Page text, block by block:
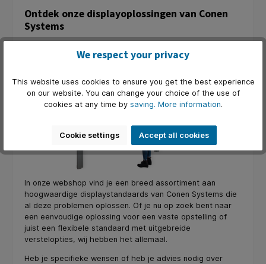
Ontdek onze displayoplossingen van Conen
Systems
In onze webshop vind je een breed assortiment aan
hoogwaardige displaystandaards van Conen Systems die
al deze problemen oplossen. Of je nu op zoek bent naar
een eenvoudige oplossing voor een vaste opstelling of
juist een flexibele standaard met uitgebreide
verstelopties, wij hebben het allemaal.
Heb je specifieke wensen of heb je advies nodig over
We respect your privacy
This website uses cookies to ensure you get the best experience
on our website. You can change your choice of the use of
cookies at any time by saving. More information.
Cookie settings Accept all cookies